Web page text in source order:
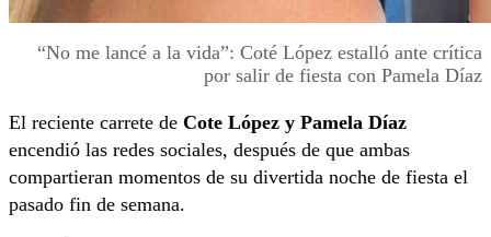
“No me lancé a la vida”: Coté López estalló ante crítica
por salir de fiesta con Pamela Díaz
El reciente carrete de Cote López y Pamela Díaz
encendió las redes sociales, después de que ambas
compartieran momentos de su divertida noche de fiesta el
pasado fin de semana.